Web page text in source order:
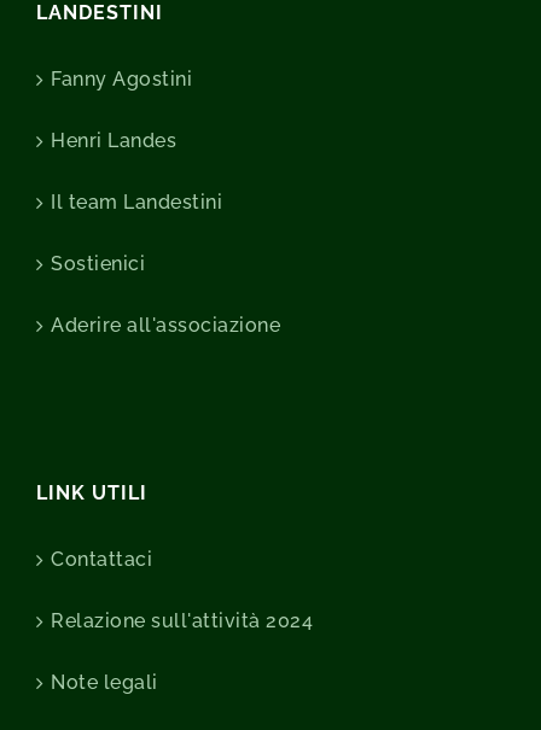
LANDESTINI
Fanny Agostini
Henri Landes
Il team Landestini
Sostienici
Aderire all'associazione
LINK UTILI
Contattaci
Relazione sull'attività 2024
Note legali